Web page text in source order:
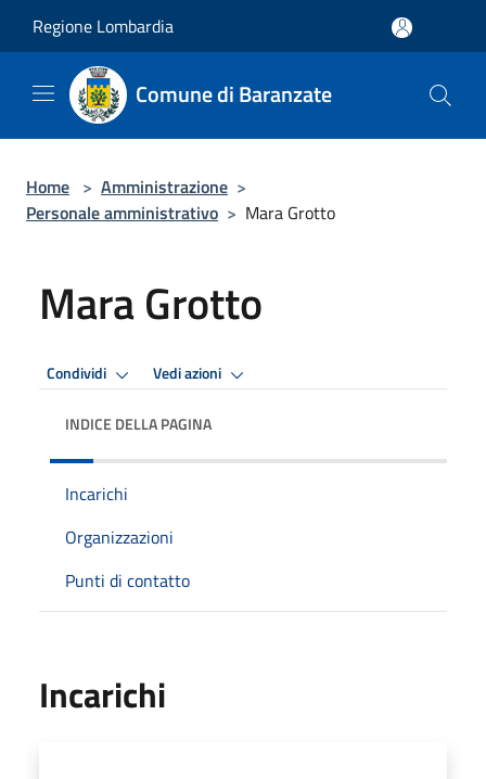
Regione Lombardia
Comune di Baranzate
Home > Amministrazione >
Personale amministrativo > Mara Grotto
Mara Grotto
Condividi Vedi azioni
INDICE DELLA PAGINA
Incarichi
Organizzazioni
Punti di contatto
Incarichi